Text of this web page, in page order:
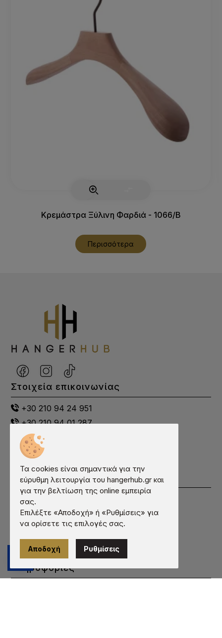
Κρεμάστρα Ξύλινη Φαρδιά - 1066/Β
Περισσότερα
Στοιχεία επικοινωνίας
+30 210 94 24 951
+30 210 94 01 287
+30 698 00 21 274
info@hangerhub.gr
Λητούς 12, Κορωπί, 19400, Ελλάδα
Χρήσιμα
Εταιρεία
Συχνές Ερωτήσεις
Εκτύπωση
Κατάλογος
Επικοινωνία
Πληροφορίες
Τα cookies είναι σημαντικά για την
εύρυθμη λειτουργία του hangerhub.gr και
για την βελτίωση της online εμπειρία
σας.
Επιλέξτε «Αποδοχή» ή «Ρυθμίσεις» για
να ορίσετε τις επιλογές σας.
Αποδοχή Ρυθμίσεις